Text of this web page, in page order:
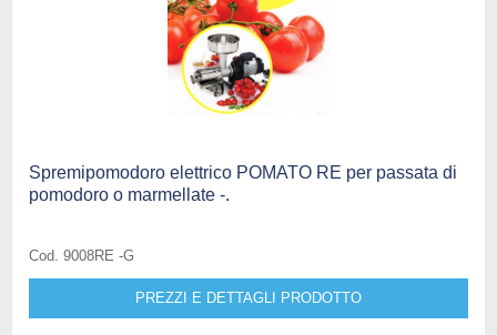
Spremipomodoro elettrico POMATO RE per passata di
pomodoro o marmellate -.
Cod. 9008RE -G
PREZZI E DETTAGLI PRODOTTO